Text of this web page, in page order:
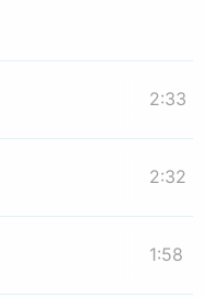
2:33
2:32
1:58